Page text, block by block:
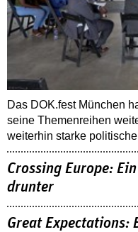
Das DOK.fest München
seine Themenreihen
weiterhin starke
Crossing Europe:
drunter
Great Expectations: